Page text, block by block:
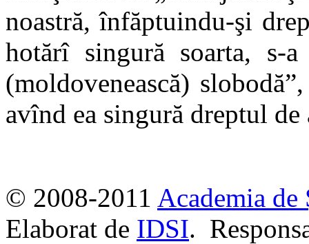
noastră, înfăptuindu-şi
hotărî singură soarta, s-a
(moldovenească)
avînd ea singură dreptul
© 2008-2011 Academia
Elaborat de IDSI.